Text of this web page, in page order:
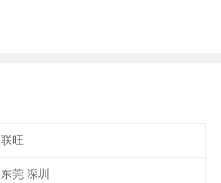
联旺
东莞 深圳